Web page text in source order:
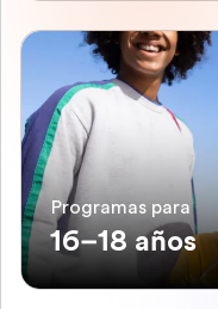
Programas para
16–18 años